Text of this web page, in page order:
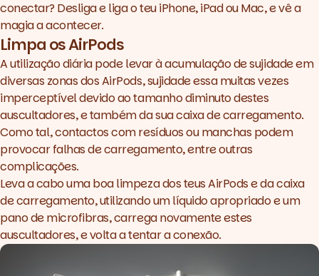
conectar? Desliga e liga o teu iPhone, iPad ou Mac, e vê a
magia a acontecer.
Limpa os AirPods
A utilização diária pode levar à acumulação de sujidade em
diversas zonas dos AirPods, sujidade essa muitas vezes
imperceptível devido ao tamanho diminuto destes
auscultadores, e também da sua caixa de carregamento.
Como tal, contactos com resíduos ou manchas podem
provocar falhas de carregamento, entre outras
complicações.
Leva a cabo uma boa limpeza dos teus AirPods e da caixa
de carregamento, utilizando um líquido apropriado e um
pano de microfibras, carrega novamente estes
auscultadores, e volta a tentar a conexão.